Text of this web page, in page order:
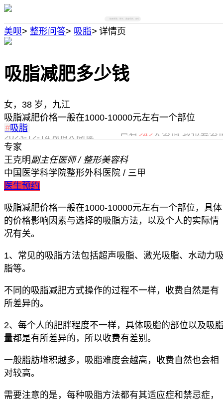
搜索医院、医生、美容项目、部位
美呗> 整形问答> 吸脂> 详情页
吸脂减肥多少钱
女，38 岁，九江
吸脂减肥价格一般在1000-10000元左右一个部位
#吸脂
已有 242 人咨询,我也要咨
2023-12-14809人阅读
专家
王克明副主任医师 / 整形美容科
中国医学科学院整形外科医院 / 三甲
医生预约
吸脂减肥价格一般在1000-10000元左右一个部位，具体
的价格影响因素与选择的吸脂方法，以及个人的实际情
况有关。
1、常见的吸脂方法包括超声吸脂、激光吸脂、水动力
脂等。
不同的吸脂减肥方式操作的过程不一样，收费自然是有
所差异的。
2、每个人的肥胖程度不一样，具体吸脂的部位以及吸
量都是有所差异的，所以收费有差别。
一般脂肪堆积越多，吸脂难度会越高，收费自然也会相
对较高。
需要注意的是，每种吸脂方法都有其适应症和禁忌症，